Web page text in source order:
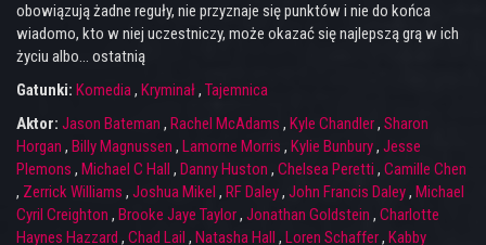
obowiązują żadne reguły, nie przyznaje się punktów i nie do końca
wiadomo, kto w niej uczestniczy, może okazać się najlepszą grą w ich
życiu albo… ostatnią
Gatunki: Komedia, Kryminał, Tajemnica
Aktor: Jason Bateman , Rachel McAdams , Kyle Chandler, Sharon
Horgan , Billy Magnussen , Lamorne Morris , Kylie Bunbury, Jesse
Plemons , Michael C Hall , Danny Huston , Chelsea Peretti , Camille Chen
, Zerrick Williams , Joshua Mikel , RF Daley, John Francis Daley, Michael
Cyril Creighton , Brooke Jaye Taylor, Jonathan Goldstein , Charlotte
Haynes Hazzard , Chad Lail , Natasha Hall , Loren Schaffer, Kabby